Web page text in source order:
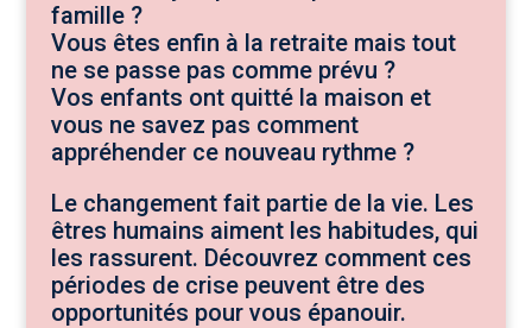
famille ?
Vous êtes enfin à la retraite mais tout
ne se passe pas comme prévu ?
Vos enfants ont quitté la maison et
vous ne savez pas comment
appréhender ce nouveau rythme ?
Le changement fait partie de la vie. Les
êtres humains aiment les habitudes, qui
les rassurent. Découvrez comment ces
périodes de crise peuvent être des
opportunités pour vous épanouir.